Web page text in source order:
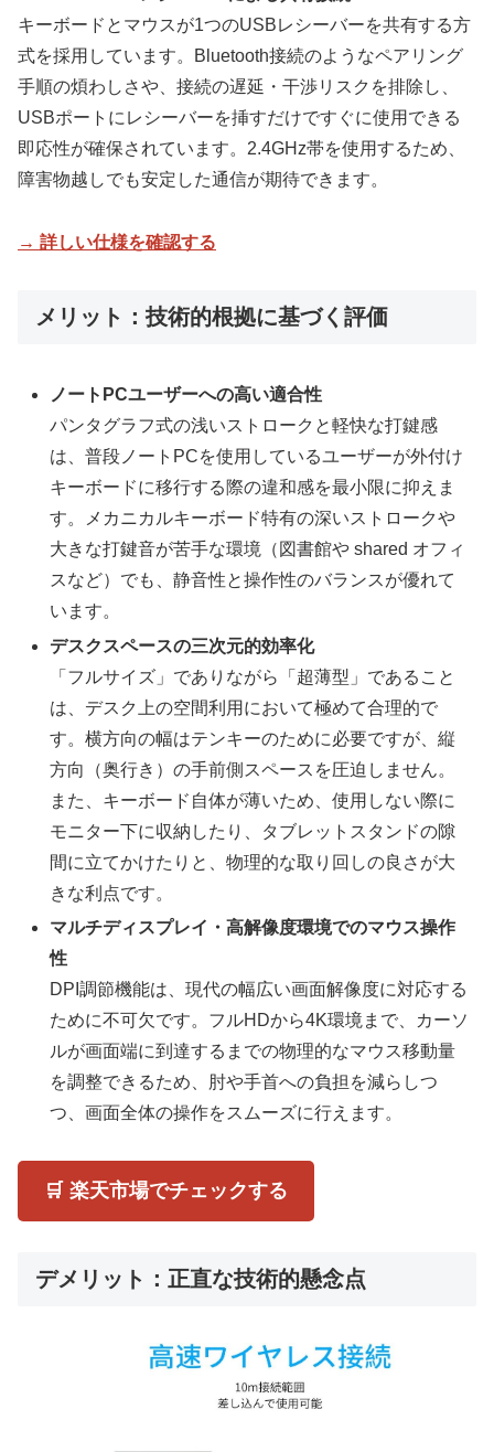
キーボードとマウスが1つのUSBレシーバーを共有する方
式を採用しています。Bluetooth接続のようなペアリング
手順の煩わしさや、接続の遅延・干渉リスクを排除し、
USBポートにレシーバーを挿すだけですぐに使用できる
即応性が確保されています。2.4GHz帯を使用するため、
障害物越しでも安定した通信が期待できます。
→ 詳しい仕様を確認する
メリット：技術的根拠に基づく評価
ノートPCユーザーへの高い適合性
パンタグラフ式の浅いストロークと軽快な打鍵感
は、普段ノートPCを使用しているユーザーが外付け
キーボードに移行する際の違和感を最小限に抑えま
す。メカニカルキーボード特有の深いストロークや
大きな打鍵音が苦手な環境（図書館や shared オフィ
スなど）でも、静音性と操作性のバランスが優れて
います。
デスクスペースの三次元的効率化
「フルサイズ」でありながら「超薄型」であること
は、デスク上の空間利用において極めて合理的で
す。横方向の幅はテンキーのために必要ですが、縦
方向（奥行き）の手前側スペースを圧迫しません。
また、キーボード自体が薄いため、使用しない際に
モニター下に収納したり、タブレットスタンドの隙
間に立てかけたりと、物理的な取り回しの良さが大
きな利点です。
マルチディスプレイ・高解像度環境でのマウス操作
性
DPI調節機能は、現代の幅広い画面解像度に対応する
ために不可欠です。フルHDから4K環境まで、カーソ
ルが画面端に到達するまでの物理的なマウス移動量
を調整できるため、肘や手首への負担を減らしつ
つ、画面全体の操作をスムーズに行えます。
🛒 楽天市場でチェックする
デメリット：正直な技術的懸念点